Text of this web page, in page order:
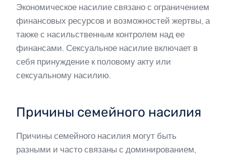
Экономическое насилие связано с ограничением
финансовых ресурсов и возможностей жертвы, а
также с насильственным контролем над ее
финансами. Сексуальное насилие включает в
себя принуждение к половому акту или
сексуальному насилию.
Причины семейного насилия
Причины семейного насилия могут быть
разными и часто связаны с доминированием,